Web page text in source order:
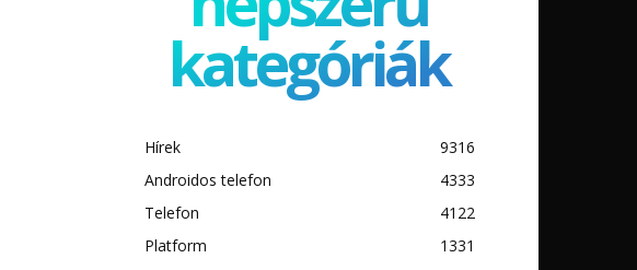
kategóriák
Hírek
9316
Androidos telefon
4333
Telefon
4122
Platform
1331